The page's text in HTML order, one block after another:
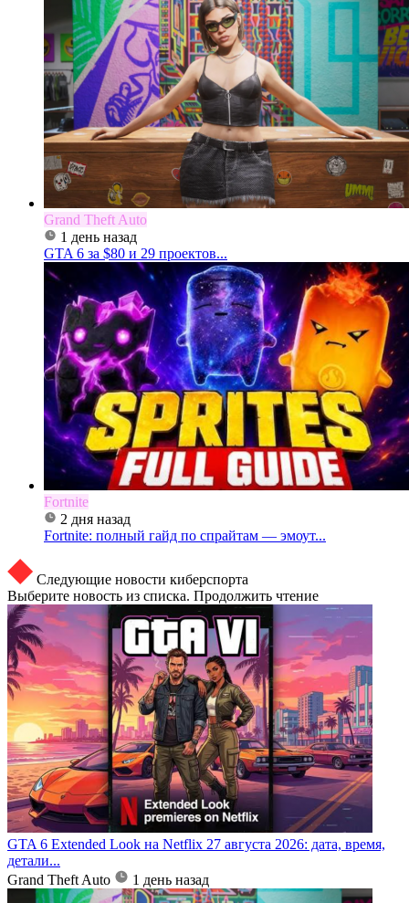
Grand Theft Auto
1 день назад
GTA 6 за $80 и 29 проектов...
Fortnite
2 дня назад
Fortnite: полный гайд по спрайтам — эмоут...
Следующие новости киберспорта
Выберите новость из списка. Продолжить чтение
GTA 6 Extended Look на Netflix 27 августа 2026: дата, время,
детали...
Grand Theft Auto
1 день назад